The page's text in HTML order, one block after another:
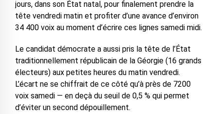
jours, dans son État natal, pour finalement prendre la
tête vendredi matin et profiter d’une avance d’environ
34 400 voix au moment d’écrire ces lignes samedi midi.
Le candidat démocrate a aussi pris la tête de l’État
traditionnellement républicain de la Géorgie (16 grands
électeurs) aux petites heures du matin vendredi.
L’écart ne se chiffrait de ce côté qu’à près de 7200
voix samedi — en deçà du seuil de 0,5 % qui permet
d’éviter un second dépouillement.